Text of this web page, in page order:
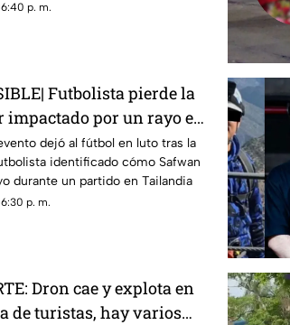
p. m.
Futbolista pierde la
impactado por un rayo en
dejó al fútbol en luto tras la
identificado cómo Safwan
durante un partido en Tailandia
p. m.
Dron cae y explota en
de turistas, hay varios